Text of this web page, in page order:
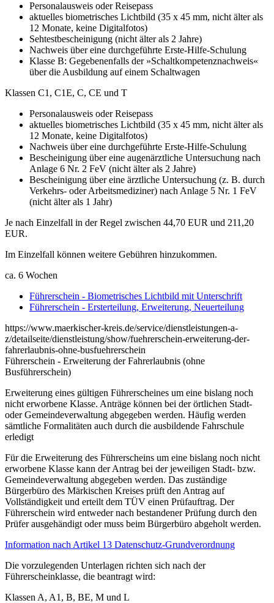
Personalausweis oder Reisepass
aktuelles biometrisches Lichtbild (35 x 45 mm, nicht älter als
12 Monate, keine Digitalfotos)
Sehtestbescheinigung (nicht älter als 2 Jahre)
Nachweis über eine durchgeführte Erste-Hilfe-Schulung
Klasse B: Gegebenenfalls der »Schaltkompetenznachweis«
über die Ausbildung auf einem Schaltwagen
Klassen C1, C1E, C, CE und T
Personalausweis oder Reisepass
aktuelles biometrisches Lichtbild (35 x 45 mm, nicht älter als
12 Monate, keine Digitalfotos)
Nachweis über eine durchgeführte Erste-Hilfe-Schulung
Bescheinigung über eine augenärztliche Untersuchung nach
Anlage 6 Nr. 2 FeV (nicht älter als 2 Jahre)
Bescheinigung über eine ärztliche Untersuchung (z. B. durch
Verkehrs- oder Arbeitsmediziner) nach Anlage 5 Nr. 1 FeV
(nicht älter als 1 Jahr)
Je nach Einzelfall in der Regel zwischen 44,70 EUR und 211,20
EUR.
Im Einzelfall können weitere Gebühren hinzukommen.
ca. 6 Wochen
Führerschein - Biometrisches Lichtbild mit Unterschrift
Führerschein - Ersterteilung, Erweiterung, Neuerteilung
https://www.maerkischer-kreis.de/service/dienstleistungen-a-
z/detailseite/dienstleistung/show/fuehrerschein-erweiterung-der-
fahrerlaubnis-ohne-busfuehrerschein
Führerschein - Erweiterung der Fahrerlaubnis (ohne
Busführerschein)
Erweiterung eines gültigen Führerscheines um eine bislang noch
nicht erworbene Klasse. Anträge können bei der örtlichen Stadt-
oder Gemeindeverwaltung abgegeben werden. Häufig werden
sämtliche Formalitäten auch durch die ausbildende Fahrschule
erledigt
Für die Erweiterung des Führerscheins um eine bislang noch nicht
erworbene Klasse kann der Antrag bei der jeweiligen Stadt- bzw.
Gemeindeverwaltung abgegeben werden. Das zuständige
Bürgerbüro des Märkischen Kreises prüft den Antrag auf
Vollständigkeit und erteilt dem TÜV einen Prüfauftrag. Der
Führerschein wird entweder nach bestandener Prüfung durch den
Prüfer ausgehändigt oder muss beim Bürgerbüro abgeholt werden.
Information nach Artikel 13 Datenschutz-Grundverordnung
Die vorzulegenden Unterlagen richten sich nach der
Führerscheinklasse, die beantragt wird:
Klassen A, A1, B, BE, M und L